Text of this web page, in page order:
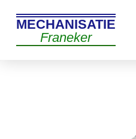
MECHANISATIE
Franeker